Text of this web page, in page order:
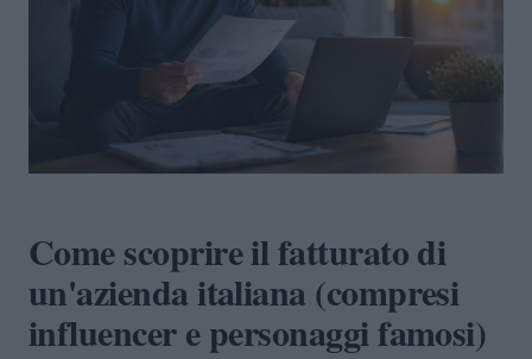
Come scoprire il fatturato di
un'azienda italiana (compresi
influencer e personaggi famosi)